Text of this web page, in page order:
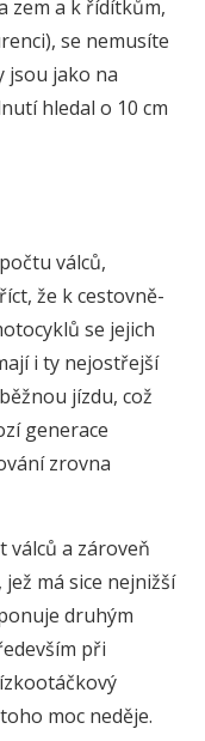
zem a k řídítkům,
se nemusíte
jsou jako na
hledal o 10 cm
válců,
že k cestovně-
se jejich
i ty nejostřejší
jízdu, což
generace
zrovna
válců a zároveň
má sice nejnižší
druhým
při
moc neděje.